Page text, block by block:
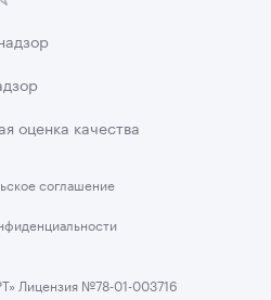
соглашение
оценка качества
Лицензия №78-01-003716